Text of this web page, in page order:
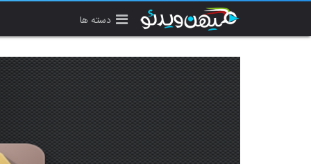
دسته ها